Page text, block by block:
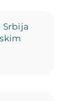
Srbija